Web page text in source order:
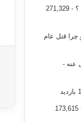
؟
- 271,329
قتل عام
عنه -
- 173,615